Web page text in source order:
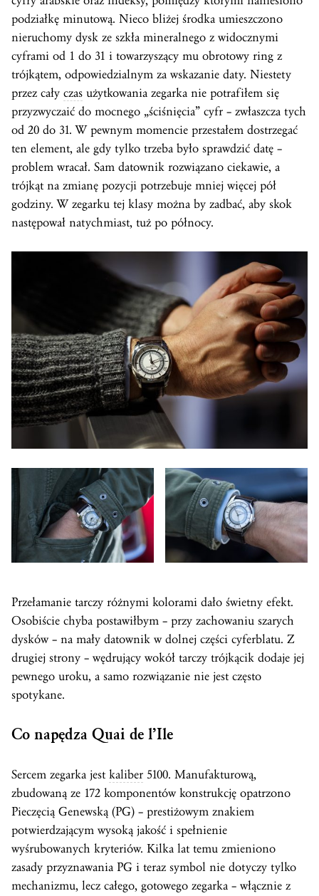
podziałkę minutową. Nieco bliżej środka umieszczono
nieruchomy dysk ze szkła mineralnego z widocznymi
cyframi od 1 do 31 i towarzyszący mu obrotowy ring z
trójkątem, odpowiedzialnym za wskazanie daty. Niestety
przez cały czas użytkowania zegarka nie potrafiłem się
przyzwyczaić do mocnego „ściśnięcia” cyfr – zwłaszcza tych
od 20 do 31. W pewnym momencie przestałem dostrzegać
ten element, ale gdy tylko trzeba było sprawdzić datę –
problem wracał. Sam datownik rozwiązano ciekawie, a
trójkąt na zmianę pozycji potrzebuje mniej więcej pół
godziny. W zegarku tej klasy można by zadbać, aby skok
następował natychmiast, tuż po północy.
Przełamanie tarczy różnymi kolorami dało świetny efekt.
Osobiście chyba postawiłbym – przy zachowaniu szarych
dysków – na mały datownik w dolnej części cyferblatu. Z
drugiej strony – wędrujący wokół tarczy trójkącik dodaje jej
pewnego uroku, a samo rozwiązanie nie jest często
spotykane.
Co napędza Quai de l’Ile
Sercem zegarka jestkaliber 5100. Manufakturową,
zbudowaną ze 172 komponentów konstrukcję opatrzono
Pieczęcią Genewską (PG) – prestiżowym znakiem
potwierdzającym wysoką jakość i spełnienie
wyśrubowanych kryteriów. Kilka lat temu zmieniono
zasady przyznawania PG i teraz symbol nie dotyczy tylko
mechanizmu, lecz całego, gotowego zegarka – włącznie z